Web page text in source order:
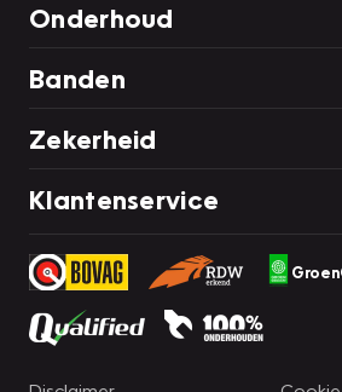
Onderhoud
Banden
Zekerheid
Klantenservice